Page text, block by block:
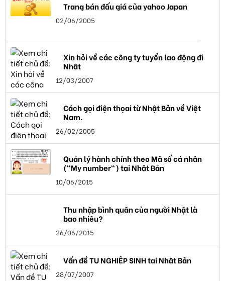
Trang bán đấu giá của yahoo Japan
02/06/2005
Xin hỏi về các công ty tuyển lao động đi
Nhật
12/03/2007
Cách gọi điện thọai từ Nhật Bản về Việt
Nam.
26/02/2005
Quản lý hành chính theo Mã số cá nhân
("My number") tại Nhật Bản
10/06/2015
Thu nhập bình quân của người Nhật là
bao nhiêu?
26/06/2015
Vấn đề TU NGHIỆP SINH tại Nhật Bản
28/07/2007